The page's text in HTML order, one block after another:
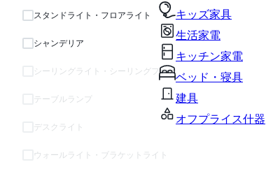
キッズ家具
生活家電
キッチン家電
ベッド・寝具
建具
オフプライス什器
スタンドライト・フロアライト
シャンデリア
シーリングライト・シーリングファン
テーブルランプ
デスクライト
ウォールライト・ブラケットライト